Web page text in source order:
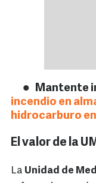
Mantente
incendio en
hidrocarburo
El valor de la
La Unidad de